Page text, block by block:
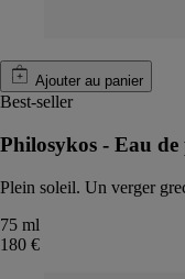
Ajouter au panier
Best-seller
Philosykos - Eau
Plein soleil. Un verger
75 ml
180 €